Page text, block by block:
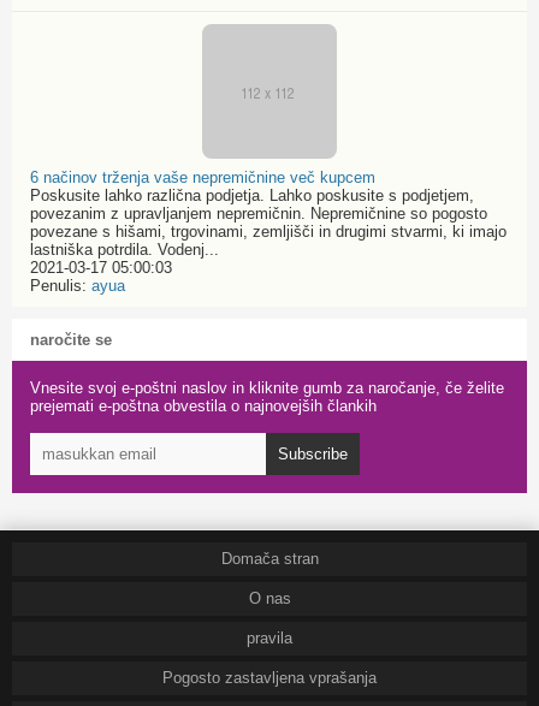
6 načinov trženja vaše nepremičnine več kupcem
Poskusite lahko različna podjetja. Lahko poskusite s podjetjem,
povezanim z upravljanjem nepremičnin. Nepremičnine so pogosto
povezane s hišami, trgovinami, zemljišči in drugimi stvarmi, ki imajo
lastniška potrdila. Vodenj...
2021-03-17 05:00:03
Penulis: ayua
naročite se
Vnesite svoj e-poštni naslov in kliknite gumb za naročanje, če želite
prejemati e-poštna obvestila o najnovejših člankih
Subscribe
Domača stran
O nas
pravila
Pogosto zastavljena vprašanja